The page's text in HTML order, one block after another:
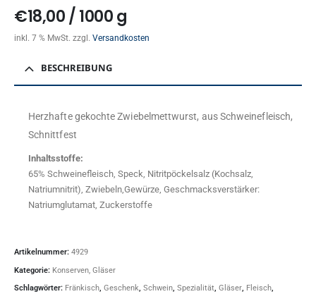
€18,00/ 1000g
inkl. 7 % MwSt. zzgl. Versandkosten
BESCHREIBUNG
Herzhafte gekochte Zwiebelmettwurst, aus Schweinefleisch,
Schnittfest
Inhaltsstoffe:
65% Schweinefleisch, Speck, Nitritpöckelsalz (Kochsalz,
Natriumnitrit), Zwiebeln,Gewürze, Geschmacksverstärker:
Natriumglutamat, Zuckerstoffe
Artikelnummer: 4929
Kategorie: Konserven, Gläser
Schlagwörter: Fränkisch, Geschenk, Schwein, Spezialität, Gläser, Fleisch,